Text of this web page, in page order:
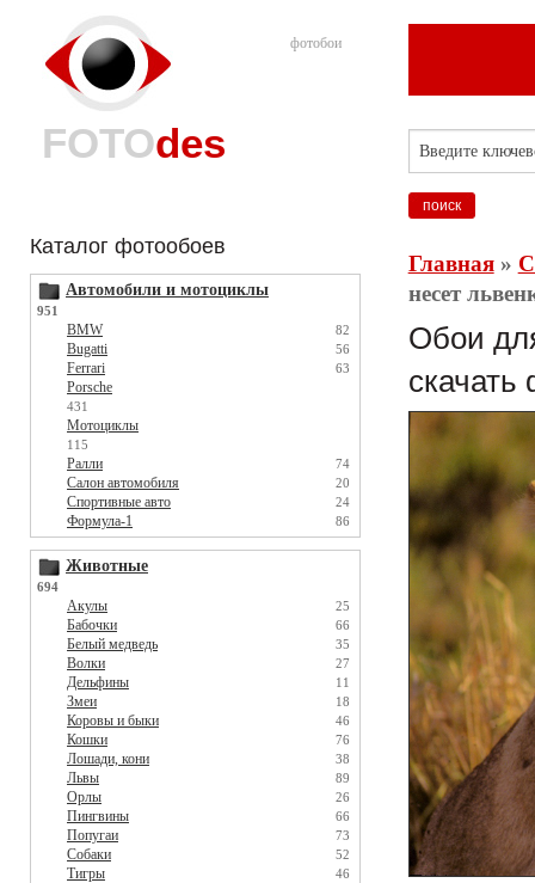
фотобои
FOTOdes
Каталог фотообоев
Автомобили и мотоциклы
951
BMW 82
Bugatti 56
Ferrari 63
Porsche
431
Мотоциклы
115
Ралли 74
Салон автомобиля 20
Спортивные авто 24
Формула-1 86
Животные
694
Акулы 25
Бабочки 66
Белый медведь 35
Волки 27
Дельфины 11
Змеи 18
Коровы и быки 46
Кошки 76
Лошади, кони 38
Львы 89
Орлы 26
Пингвины 66
Попугаи 73
Собаки 52
Тигры 46
Главная»
несет
Обои
скачать